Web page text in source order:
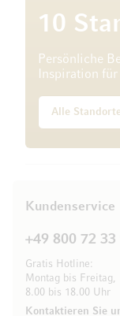
10
Persönliche
Inspiration
Alle Standorte
Kundenservice
+49 800 72 33
Gratis Hotline:
Montag bis Freitag,
8.00 bis 18.00 Uhr
Kontaktieren Sie